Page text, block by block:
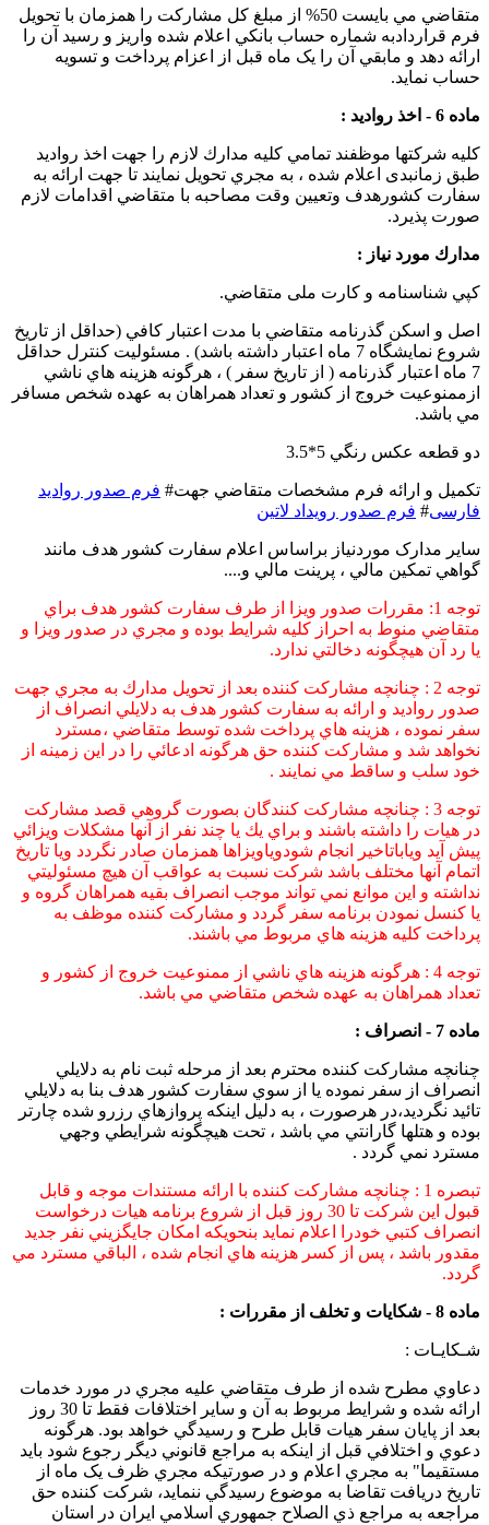
متقاضي مي بايست 50% از مبلغ كل مشارکت را همزمان با تحويل
فرم قراردادبه شماره حساب بانكي اعلام شده واريز و رسيد آن را
ارائه دهد و مابقي آن را يک ماه قبل از اعزام پرداخت و تسويه
حساب نمايد.
ماده 6 - اخذ رواديد :
کلیه شرکتها موظفند تمامي کلیه مدارك لازم را جهت اخذ رواديد
طبق زمانبدی اعلام شده ، به مجري تحويل نمايند تا جهت ارائه به
سفارت كشورهدف وتعيين وقت مصاحبه با متقاضي اقدامات لازم
صورت پذيرد.
مدارك مورد نياز :
کپي شناسنامه و کارت ملی متقاضي.
اصل و اسکن گذرنامه متقاضي با مدت اعتبار كافي (حداقل از تاريخ
شروع نمايشگاه 7 ماه اعتبار داشته باشد) . مسئوليت كنترل حداقل
7 ماه اعتبار گذرنامه ( از تاريخ سفر ) ، هرگونه هزينه هاي ناشي
ازممنوعيت خروج از كشور و تعداد همراهان به عهده شخص مسافر
مي باشد.
دو قطعه عكس رنگي 5*3.5
تكميل و ارائه فرم مشخصات متقاضي جهت# فرم صدور رواديد
فارسی# فرم صدور رویداد لاتین
ساير مدارک موردنياز براساس اعلام سفارت کشور هدف مانند
گواهي تمکين مالي ، پرينت مالي و....
توجه 1: مقررات صدور ويزا از طرف سفارت كشور هدف براي
متقاضي منوط به احراز كليه شرايط بوده و مجري در صدور ويزا و
يا رد آن هيچگونه دخالتي ندارد.
توجه 2 : چنانچه مشاركت كننده بعد از تحويل مدارك به مجري جهت
صدور رواديد و ارائه به سفارت كشور هدف به دلايلي انصراف از
سفر نموده ، هزينه هاي پرداخت شده توسط متقاضي ،مسترد
نخواهد شد و مشاركت كننده حق هرگونه ادعائي را در اين زمينه از
خود سلب و ساقط مي نمايند .
توجه 3 : چنانچه مشاركت كنندگان بصورت گروهي قصد مشاركت
در هيات را داشته باشند و براي يك يا چند نفر از آنها مشكلات ويزائي
پيش آيد وياباتاخير انجام شودوياويزاها همزمان صادر نگردد ويا تاريخ
اتمام آنها مختلف باشد شركت نسبت به عواقب آن هيچ مسئوليتي
نداشته و اين موانع نمي تواند موجب انصراف بقيه همراهان گروه و
يا كنسل نمودن برنامه سفر گردد و مشاركت كننده موظف به
پرداخت كليه هزينه هاي مربوط مي باشند.
توجه 4 : هرگونه هزينه هاي ناشي از ممنوعيت خروج از كشور و
تعداد همراهان به عهده شخص متقاضي مي باشد.
ماده 7 - انصراف :
چنانچه مشاركت كننده محترم بعد از مرحله ثبت نام به دلايلي
انصراف از سفر نموده يا از سوي سفارت كشور هدف بنا به دلايلي
تائيد نگرديد،در هرصورت ، به دليل اينكه پروازهاي رزرو شده چارتر
بوده و هتلها گارانتي مي باشد ، تحت هيچگونه شرايطي وجهي
مسترد نمي گردد .
تبصره 1 : چنانچه مشاركت كننده با ارائه مستندات موجه و قابل
قبول اين شركت تا 30 روز قبل از شروع برنامه هيات درخواست
انصراف كتبي خودرا اعلام نمايد بنحويكه امكان جايگزيني نفر جديد
مقدور باشد ، پس از كسر هزينه هاي انجام شده ، الباقي مسترد مي
گردد.
ماده 8 - شكايات و تخلف از مقررات :
شـكايـات :
دعاوي مطرح شده از طرف متقاضي عليه مجري در مورد خدمات
ارائه شده و شرايط مربوط به آن و ساير اختلافات فقط تا 30 روز
بعد از پايان سفر هيات قابل طرح و رسيدگي خواهد بود. هرگونه
دعوي و اختلافي قبل از اينكه به مراجع قانوني ديگر رجوع شود بايد
مستقيما" به مجري اعلام و در صورتيكه مجري ظرف يک ماه از
تاريخ دريافت تقاضا به موضوع رسيدگي ننمايد، شركت كننده حق
مراجعه به مراجع ذي الصلاح جمهوري اسلامي ايران در استان